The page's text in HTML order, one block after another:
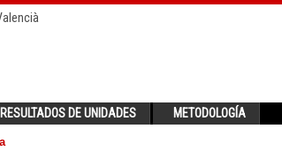
RESULTADOS DE UNIDADES METODOLOGÍA